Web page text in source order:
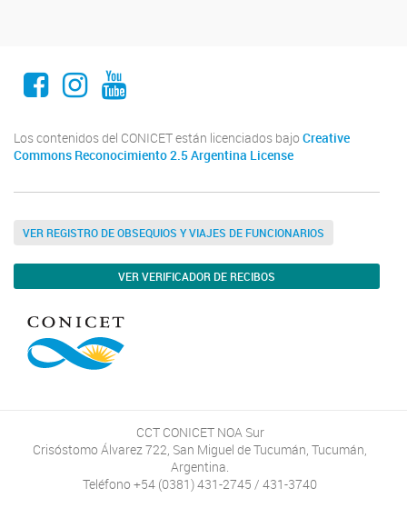
Facebook
Instagram
Youtube
Los contenidos del CONICET están licenciados bajo Creative
Commons Reconocimiento 2.5 Argentina License
VER REGISTRO DE OBSEQUIOS Y VIAJES DE FUNCIONARIOS
VER VERIFICADOR DE RECIBOS
CCT CONICET NOA Sur
Crisóstomo Álvarez 722, San Miguel de Tucumán, Tucumán,
Argentina.
Teléfono +54 (0381) 431-2745 / 431-3740